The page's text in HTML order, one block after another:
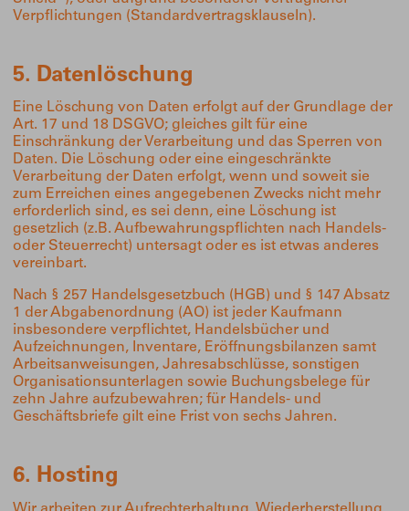
Verpflichtungen (Standardvertragsklauseln).
5. Datenlöschung
Eine Löschung von Daten erfolgt auf der Grundlage der
Art. 17 und 18 DSGVO; gleiches gilt für eine
Einschränkung der Verarbeitung und das Sperren von
Daten. Die Löschung oder eine eingeschränkte
Verarbeitung der Daten erfolgt, wenn und soweit sie
zum Erreichen eines angegebenen Zwecks nicht mehr
erforderlich sind, es sei denn, eine Löschung ist
gesetzlich (z.B. Aufbewahrungspflichten nach Handels-
oder Steuerrecht) untersagt oder es ist etwas anderes
vereinbart.
Nach § 257 Handelsgesetzbuch (HGB) und § 147 Absatz
1 der Abgabenordnung (AO) ist jeder Kaufmann
insbesondere verpflichtet, Handelsbücher und
Aufzeichnungen, Inventare, Eröffnungsbilanzen samt
Arbeitsanweisungen, Jahresabschlüsse, sonstigen
Organisationsunterlagen sowie Buchungsbelege für
zehn Jahre aufzubewahren; für Handels- und
Geschäftsbriefe gilt eine Frist von sechs Jahren.
6. Hosting